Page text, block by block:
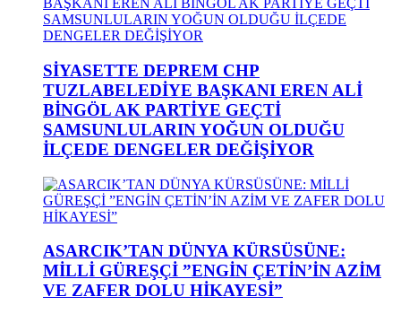
SİYASETTE DEPREM CHP
TUZLABELEDİYE BAŞKANI EREN ALİ
BİNGÖL AK PARTİYE GEÇTİ
SAMSUNLULARIN YOĞUN OLDUĞU
İLÇEDE DENGELER DEĞİŞİYOR
ASARCIK’TAN DÜNYA KÜRSÜSÜNE:
MİLLİ GÜREŞÇİ ”ENGİN ÇETİN’İN AZİM
VE ZAFER DOLU HİKAYESİ”